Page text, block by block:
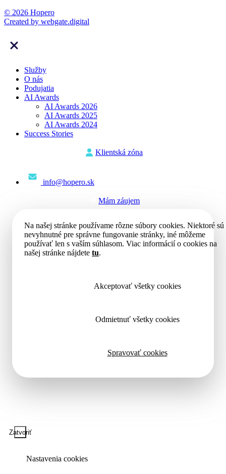
© 2026 Hopero
Created by webgate.digital
Služby
O nás
Podujatia
AI Awards
AI Awards 2026
AI Awards 2025
AI Awards 2024
Success Stories
Klientská zóna
info@hopero.sk
Mám záujem
Na našej stránke používame rôzne súbory cookies. Niektoré sú
nevyhnutné pre správne fungovanie stránky, iné môžeme
používať len s vaším súhlasom. Viac informácií o cookies na
našej stránke nájdete tu.
Akceptovať všetky cookies
Odmietnuť všetky cookies
Spravovať cookies
Zatvoriť
Nastavenia cookies